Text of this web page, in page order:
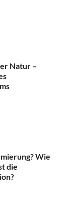
Natur –
Wie
die